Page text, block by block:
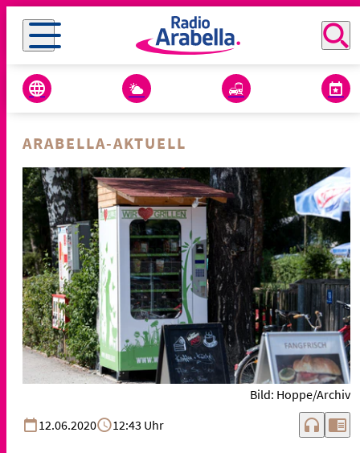
ARABELLA-AKTUELL
Bild: Hoppe/Archiv
12.06.2020
12:43 Uhr headphones chrome_reader_mode